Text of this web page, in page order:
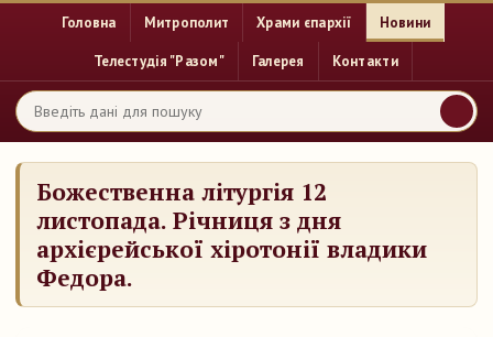
Головна Митрополит Храми єпархії Новини
Телестудія "Разом" Галерея Контакти
Божественна літургія 12
листопада. Річниця з дня
архієрейської хіротонії владики
Федора.